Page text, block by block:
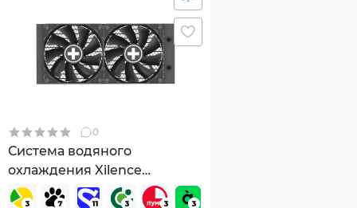
Размеры товара (без упаковки), мм
Вес (без упаковки), г
Комплектация
0
Система водяного
охлаждения Xilence
LiQuRizer 240 PRO (XC982)